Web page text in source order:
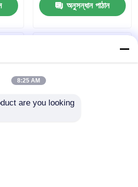
With10-Bit A/D And
EXtreme Low Power
সহ উন্নত ফ্ল্যাশ
অনুসন্ধান পাঠান
8:25 AM
are you looking